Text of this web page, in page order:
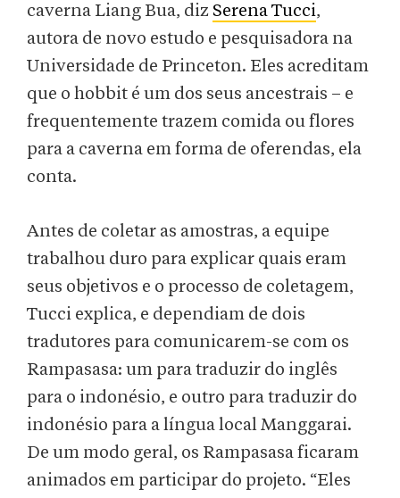
caverna Liang Bua, diz Serena Tucci,
autora de novo estudo e pesquisadora na
Universidade de Princeton. Eles acreditam
que o hobbit é um dos seus ancestrais – e
frequentemente trazem comida ou flores
para a caverna em forma de oferendas, ela
conta.
Antes de coletar as amostras, a equipe
trabalhou duro para explicar quais eram
seus objetivos e o processo de coletagem,
Tucci explica, e dependiam de dois
tradutores para comunicarem-se com os
Rampasasa: um para traduzir do inglês
para o indonésio, e outro para traduzir do
indonésio para a língua local Manggarai.
De um modo geral, os Rampasasa ficaram
animados em participar do projeto. “Eles